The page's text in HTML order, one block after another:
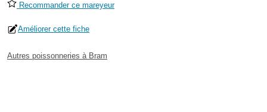
Recommander ce mareyeur
Améliorer cette fiche
Autres poissonneries à Bram